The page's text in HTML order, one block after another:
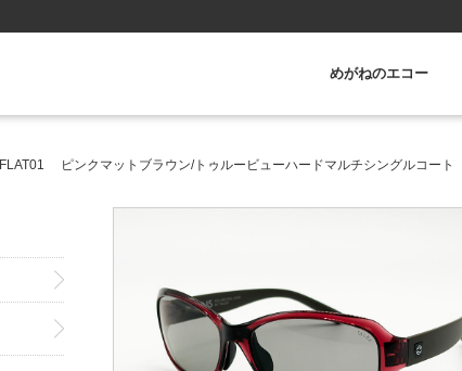
めがねのエコー
FLAT01 ピンクマットブラウン/トゥルービューハードマルチシングルコート